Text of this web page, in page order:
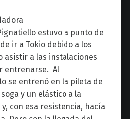
estuvo a punto de
ir a Tokio debido a los
asistir a las instalaciones
entrenarse. Al
se entrenó en la pileta de
y un elástico a la
con esa resistencia, hacía